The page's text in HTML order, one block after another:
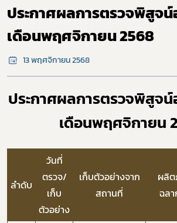
ประกาศผลการตรวจพิสูจน์
เดือนพฤศจิกายน 2568
13 พฤศจิกายน 2568
ประกาศผลการตรวจพิสูจน์
เดือนพฤศจิกายน
ลำดับ
​วันที่
ตรวจ/
เก็บ
ตัวอย่าง
​เก็บตัวอย่างจาก
สถานที่
ผลิ
ฉลา